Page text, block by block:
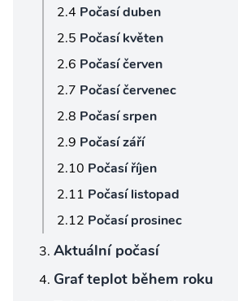
Počasí duben
Počasí květen
Počasí červen
Počasí červenec
Počasí srpen
Počasí září
Počasí říjen
Počasí listopad
Počasí prosinec
Aktuální počasí
Graf teplot během roku